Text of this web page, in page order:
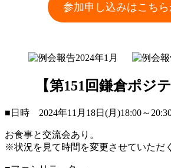
参加申し込みはこちら
【第151回鎌倉ポジ
■日時 2024年11月18日(月)18:00～
お食事と交流会あり。
※状況を見て時間を変更させていただ